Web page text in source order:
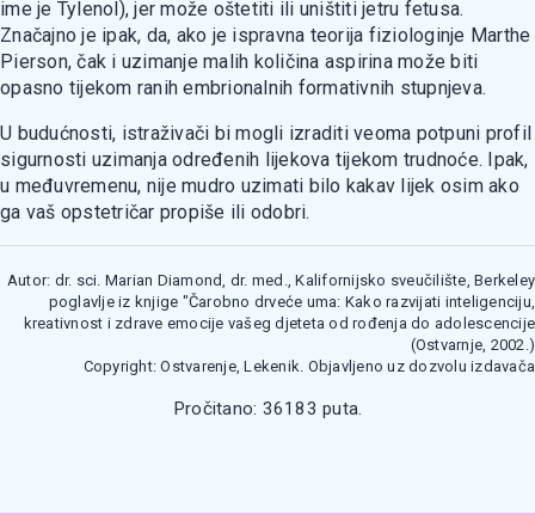
ime je Tylenol), jer može oštetiti ili uništiti jetru fetusa.
Značajno je ipak, da, ako je ispravna teorija fiziologinje Marthe
Pierson, čak i uzimanje malih količina aspirina može biti
opasno tijekom ranih embrionalnih formativnih stupnjeva.
U budućnosti, istraživači bi mogli izraditi veoma potpuni profil
sigurnosti uzimanja određenih lijekova tijekom trudnoće. Ipak,
u međuvremenu, nije mudro uzimati bilo kakav lijek osim ako
ga vaš opstetričar propiše ili odobri.
Autor: dr. sci. Marian Diamond, dr. med., Kalifornijsko sveučilište, Berkeley
poglavlje iz knjige "Čarobno drveće uma: Kako razvijati inteligenciju,
kreativnost i zdrave emocije vašeg djeteta od rođenja do adolescencije
(Ostvarnje, 2002.)
Copyright: Ostvarenje, Lekenik. Objavljeno uz dozvolu izdavača
Pročitano: 36183 puta.